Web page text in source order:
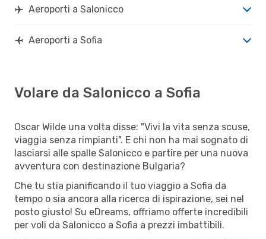
Aeroporti a Salonicco
Aeroporti a Sofia
Volare da Salonicco a Sofia
Oscar Wilde una volta disse: "Vivi la vita senza scuse,
viaggia senza rimpianti". E chi non ha mai sognato di
lasciarsi alle spalle Salonicco e partire per una nuova
avventura con destinazione Bulgaria?
Che tu stia pianificando il tuo viaggio a Sofia da
tempo o sia ancora alla ricerca di ispirazione, sei nel
posto giusto! Su eDreams, offriamo offerte incredibili
per voli da Salonicco a Sofia a prezzi imbattibili.